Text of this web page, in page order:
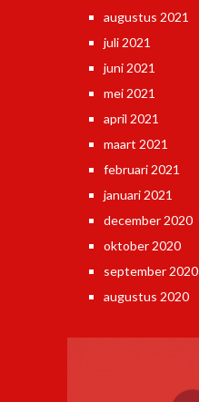
augustus 2021
juli 2021
juni 2021
mei 2021
april 2021
maart 2021
februari 2021
januari 2021
december 2020
oktober 2020
september 2020
augustus 2020